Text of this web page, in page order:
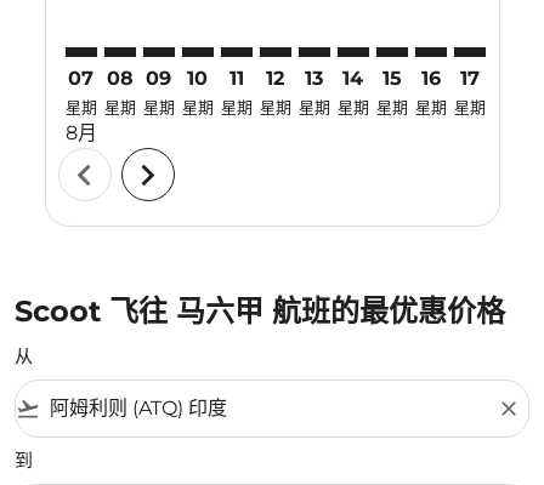
07
星期
8月
08
星期
09
星期
10
星期
11
星期
12
星期
13
星期
14
星期
15
星期
16
星期
17
星期
chevron_left chevron_right
Scoot 飞往 马六甲 航班的最优惠价格
从
flight_takeoff close
到